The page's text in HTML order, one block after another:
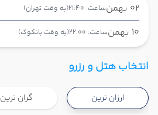
02 بهمن ساعت: 21:40 (به وقت تهران)
10 بهمن ساعت: 22:00 (به وقت بانکوک)
شروع سفر تهران ,
نوع سفر :هواییEconomy
انتخاب هتل و رزرو
ارزان ترین گران ترین